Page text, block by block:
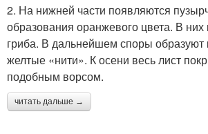
2. На нижней части появляются
образования оранжевого цвета. В
гриба. В дальнейшем споры образуют
желтые «нити». К осени весь лист
подобным ворсом.
читать дальше →